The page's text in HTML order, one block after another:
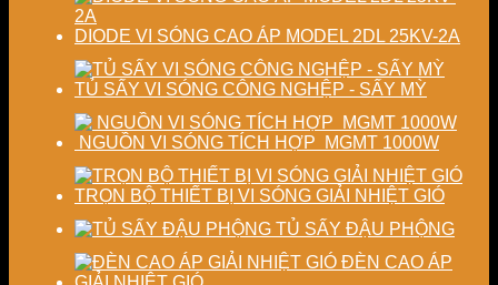
DIODE VI SÓNG CAO ÁP MODEL 2DL 25KV-2A
TỦ SẤY VI SÓNG CÔNG NGHỆP - SẤY MỲ
NGUỒN VI SÓNG TÍCH HỢP MGMT 1000W
TRỌN BỘ THIẾT BỊ VI SÓNG GIẢI NHIỆT GIÓ
TỦ SẤY ĐẬU PHỘNG
ĐÈN CAO ÁP